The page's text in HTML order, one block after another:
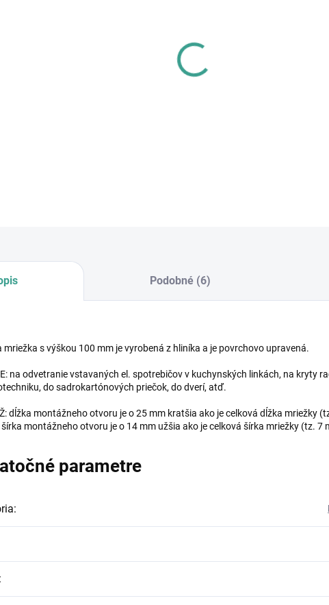
Podobné (6)
mriežka s výškou 100 mm je vyrobená z hliníka a je povrchovo upravená.
na odvetranie vstavaných el. spotrebičov v kuchynských linkách, na kryty
do sadrokartónových priečok, do dverí, atď.
dĺžka montážneho otvoru je o 25 mm kratšia ako je celková dĺžka mriežky
montážneho otvoru je o 14 mm užšia ako je celková šírka mriežky (tz. 7
parametre
:
: